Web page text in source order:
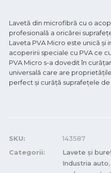
Lavetă din microfibră cu o
profesională a oricărei
Laveta PVA Micro este unică
acoperirii speciale cu PVA ce
PVA Micro s-a dovedit în
universală care are
perfect și curăță suprafețele de
SKU:
143587
Categorii:
Lavete și
Industria auto,